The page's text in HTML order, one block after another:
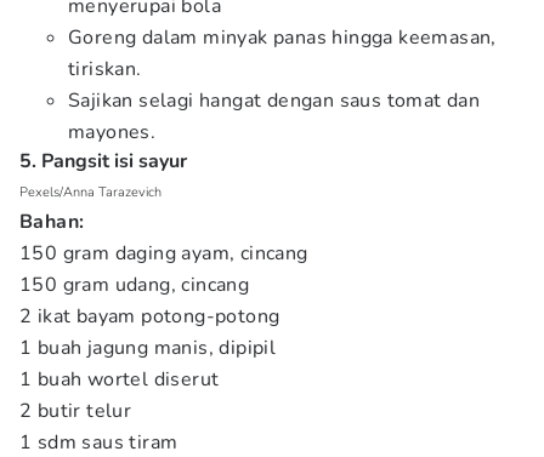
menyerupai bola
Goreng dalam minyak panas hingga keemasan,
tiriskan.
Sajikan selagi hangat dengan saus tomat dan
mayones.
5. Pangsit isi sayur
Pexels/Anna Tarazevich
Bahan:
150 gram daging ayam, cincang
150 gram udang, cincang
2 ikat bayam potong-potong
1 buah jagung manis, dipipil
1 buah wortel diserut
2 butir telur
1 sdm saus tiram